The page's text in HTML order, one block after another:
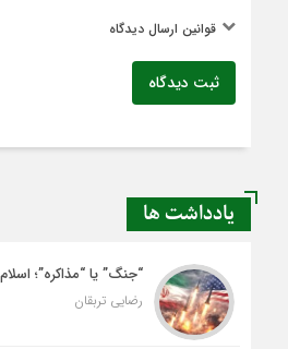
قوانین ارسال دیدگاه
ثبت دیدگاه
یادداشت ها
“جنگ” یا “مذاکره”؛
رضایی تربقان